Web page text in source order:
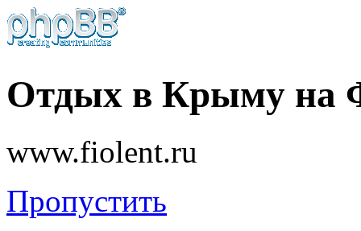
Отдых в Крыму на
www.fiolent.ru
Пропустить